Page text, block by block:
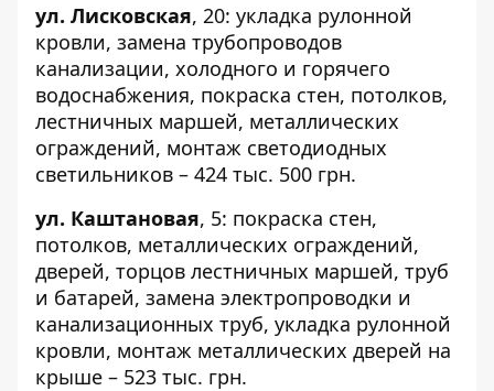
ул. Лисковская, 20: укладка рулонной
кровли, замена трубопроводов
канализации, холодного и горячего
водоснабжения, покраска стен, потолков,
лестничных маршей, металлических
ограждений, монтаж светодиодных
светильников – 424 тыс. 500 грн.
ул. Каштановая, 5: покраска стен,
потолков, металлических ограждений,
дверей, торцов лестничных маршей, труб
и батарей, замена электропроводки и
канализационных труб, укладка рулонной
кровли, монтаж металлических дверей на
крыше – 523 тыс. грн.